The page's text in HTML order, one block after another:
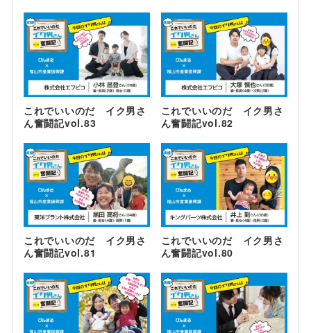
これでいいのだ イク男さ
ん奮闘記vol.83
これでいいのだ イク男さ
ん奮闘記vol.82
これでいいのだ イク男さ
ん奮闘記vol.81
これでいいのだ イク男さ
ん奮闘記vol.80